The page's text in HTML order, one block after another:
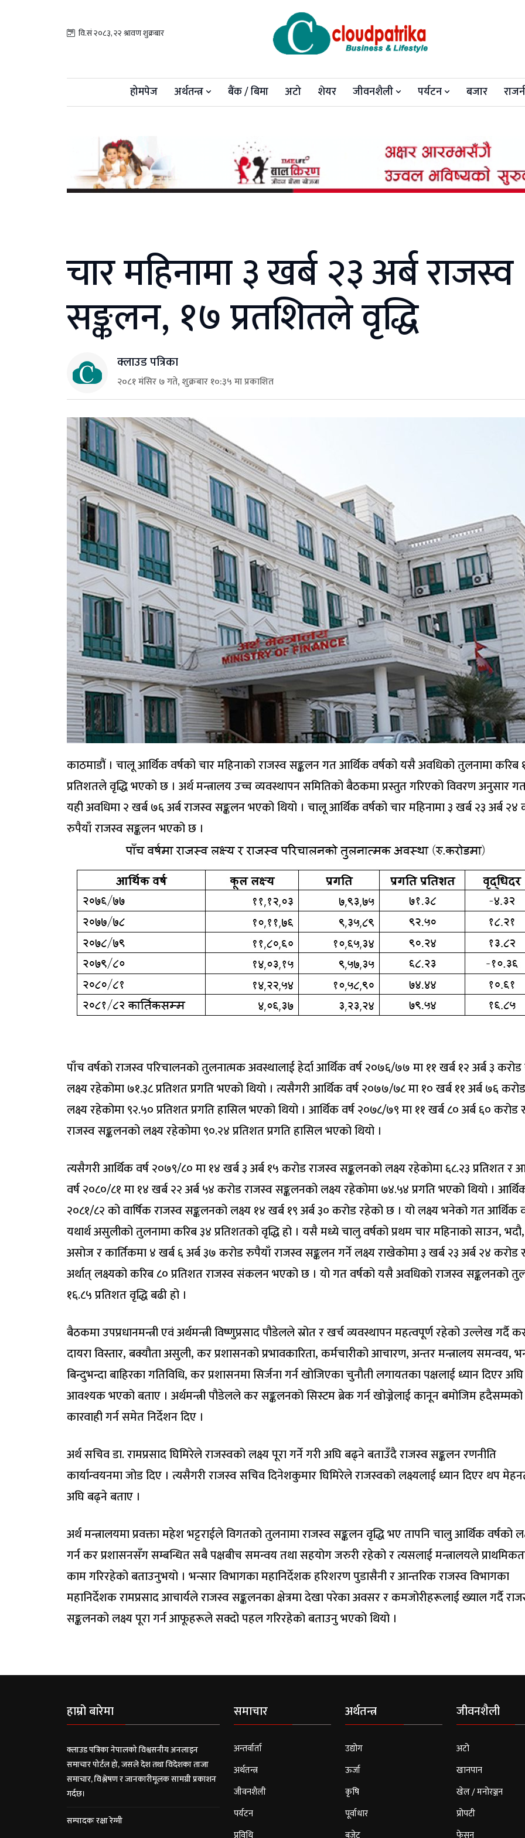
वि.सं २०८३, २२ श्रावण शुक्रबार
होमपेज अर्थतन्त्र बैंक / बिमा अटो शेयर जीवनशैली पर्यटन बजार
चार महिनामा ३ खर्ब २३ अर्ब राजस्व
सङ्कलन, १७ प्रतशितले वृद्धि
क्लाउड पत्रिका
२०८१ मंसिर ७ गते, शुक्रबार १०:३५ मा प्रकाशित
काठमाडौं । चालू आर्थिक वर्षको चार महिनाको राजस्व सङ्कलन गत आर्थिक वर्षको यसै अवधिको तुलनामा करिब
प्रतिशतले वृद्धि भएको छ । अर्थ मन्त्रालय उच्च व्यवस्थापन समितिको बैठकमा प्रस्तुत गरिएको विवरण अनुसार
यही अवधिमा २ खर्ब ७६ अर्ब राजस्व सङ्कलन भएको थियो । चालू आर्थिक वर्षको चार महिनामा ३ खर्ब २३ अर्ब २४
रुपैयाँ राजस्व सङ्कलन भएको छ ।
पाँच वर्षको राजस्व परिचालनको तुलनात्मक अवस्थालाई हेर्दा आर्थिक वर्ष २०७६/७७ मा ११ खर्ब १२ अर्ब ३
लक्ष्य रहेकोमा ७१.३८ प्रतिशत प्रगति भएको थियो । त्यसैगरी आर्थिक वर्ष २०७७/७८ मा १० खर्ब ११ अर्ब ७६
लक्ष्य रहेकोमा ९२.५० प्रतिशत प्रगति हासिल भएको थियो । आर्थिक वर्ष २०७८/७९ मा ११ खर्ब ८० अर्ब ६० करोड
राजस्व सङ्कलनको लक्ष्य रहेकोमा ९०.२४ प्रतिशत प्रगति हासिल भएको थियो ।
त्यसैगरी आर्थिक वर्ष २०७९/८० मा १४ खर्ब ३ अर्ब १५ करोड राजस्व सङ्कलनको लक्ष्य रहेकोमा ६८.२३ प्रतिशत र
वर्ष २०८०/८१ मा १४ खर्ब २२ अर्ब ५४ करोड राजस्व सङ्कलनको लक्ष्य रहेकोमा ७४.५४ प्रगति भएको थियो ।
२०८१/८२ को वार्षिक राजस्व सङ्कलनको लक्ष्य १४ खर्ब १९ अर्ब ३० करोड रहेको छ । यो लक्ष्य भनेको गत आर्थिक
यथार्थ असुलीको तुलनामा करिब ३४ प्रतिशतको वृद्धि हो । यसै मध्ये चालु वर्षको प्रथम चार महिनाको साउन, भदौ,
असोज र कार्तिकमा ४ खर्ब ६ अर्ब ३७ करोड रुपैयाँ राजस्व सङ्कलन गर्ने लक्ष्य राखेकोमा ३ खर्ब २३ अर्ब २४ करोड
अर्थात् लक्ष्यको करिब ८० प्रतिशत राजस्व संकलन भएको छ । यो गत वर्षको यसै अवधिको राजस्व सङ्कलनको
१६.८५ प्रतिशत वृद्धि बढी हो ।
बैठकमा उपप्रधानमन्त्री एवं अर्थमन्त्री विष्णुप्रसाद पौडेलले स्रोत र खर्च व्यवस्थापन महत्वपूर्ण रहेको उल्लेख गर्दै
दायरा विस्तार, बक्यौता असुली, कर प्रशासनको प्रभावकारिता, कर्मचारीको आचारण, अन्तर मन्त्रालय समन्वय,
बिन्दुभन्दा बाहिरका गतिविधि, कर प्रशासनमा सिर्जना गर्न खोजिएका चुनौती लगायतका पक्षलाई ध्यान दिएर
आवश्यक भएको बताए । अर्थमन्त्री पौडेलले कर सङ्कलनको सिस्टम ब्रेक गर्न खोज्नेलाई कानून बमोजिम हदैसम्मको
कारवाही गर्न समेत निर्देशन दिए ।
अर्थ सचिव डा. रामप्रसाद घिमिरेले राजस्वको लक्ष्य पूरा गर्ने गरी अघि बढ्ने बताउँदै राजस्व सङ्कलन रणनीति
कार्यान्वयनमा जोड दिए । त्यसैगरी राजस्व सचिव दिनेशकुमार घिमिरेले राजस्वको लक्ष्यलाई ध्यान दिएर थप
अघि बढ्ने बताए ।
अर्थ मन्त्रालयमा प्रवक्ता महेश भट्टराईले विगतको तुलनामा राजस्व सङ्कलन वृद्धि भए तापनि चालु आर्थिक वर्षको
गर्न कर प्रशासनसँग सम्बन्धित सबै पक्षबीच समन्वय तथा सहयोग जरुरी रहेको र त्यसलाई मन्त्रालयले
काम गरिरहेको बताउनुभयो । भन्सार विभागका महानिर्देशक हरिशरण पुडासैनी र आन्तरिक राजस्व विभागका
महानिर्देशक रामप्रसाद आचार्यले राजस्व सङ्कलनका क्षेत्रमा देखा परेका अवसर र कमजोरीहरूलाई ख्याल गर्दै
सङ्कलनको लक्ष्य पूरा गर्न आफूहरूले सक्दो पहल गरिरहेको बताउनु भएको थियो ।
हाम्रो बारेमा
क्लाउड पत्रिका नेपालको विश्वसनीय अनलाइन
समाचार पोर्टल हो, जसले देश तथा विदेशका ताजा
समाचार, विश्लेषण र जानकारीमूलक सामग्री प्रकाशन
गर्दछ।
सम्पादकः रक्षा रेग्मी
समाचार
अन्तर्वार्ता
अर्थतन्त्र
जीवनशैली
पर्यटन
अर्थतन्त्र
उद्योग
ऊर्जा
कृषि
पूर्वाधार
जीवनशैली
अटो
खानपान
खेल / मनोरञ्जन
प्रोपटी